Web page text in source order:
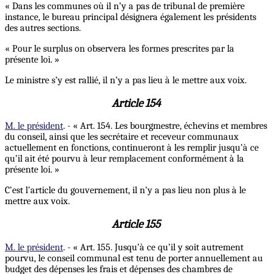
« Dans les communes où il n’y a pas de tribunal de première
instance, le bureau principal désignera également les présidents
des autres sections.
« Pour le surplus on observera les formes prescrites par la
présente loi. »
Le ministre s’y est rallié, il n’y a pas lieu à le mettre aux voix.
Article 154
M. le président. - « Art. 154. Les bourgmestre, échevins et membres
du conseil, ainsi que les secrétaire et receveur communaux
actuellement en fonctions, continueront à les remplir jusqu’à ce
qu’il ait été pourvu à leur remplacement conformément à la
présente loi. »
C’est l’article du gouvernement, il n’y a pas lieu non plus à le
mettre aux voix.
Article 155
M. le président. - « Art. 155. Jusqu’à ce qu’il y soit autrement
pourvu, le conseil communal est tenu de porter annuellement au
budget des dépenses les frais et dépenses des chambres de